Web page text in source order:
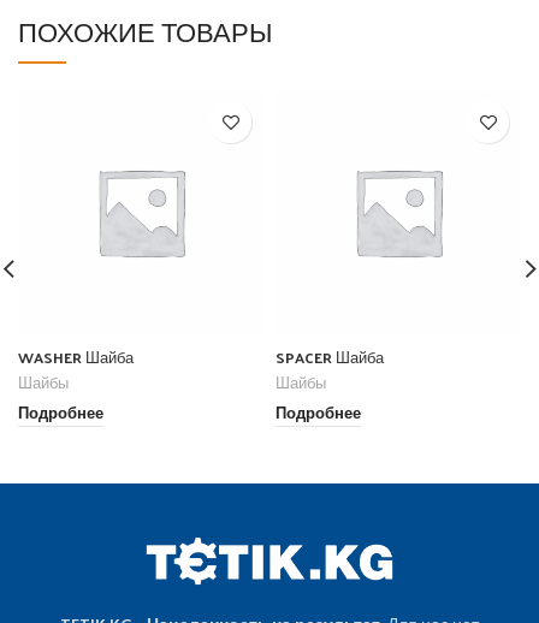
ПОХОЖИЕ ТОВАРЫ
WASHER Шайба
Шайбы
Подробнее
SPACER Шайба
Шайбы
Подробнее